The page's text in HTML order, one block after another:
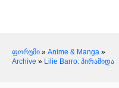
ფორუმი » Anime & Manga »
Archive » Lilie Barro: პირამიდა